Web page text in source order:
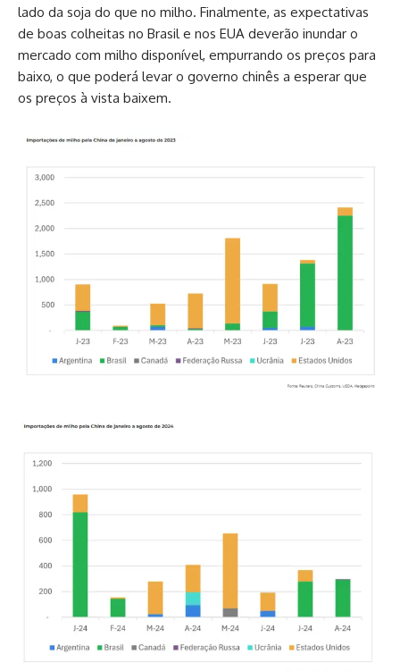
lado da soja do que no milho. Finalmente, as expectativas
de boas colheitas no Brasil e nos EUA deverão inundar o
mercado com milho disponível, empurrando os preços para
baixo, o que poderá levar o governo chinês a esperar que
os preços à vista baixem.